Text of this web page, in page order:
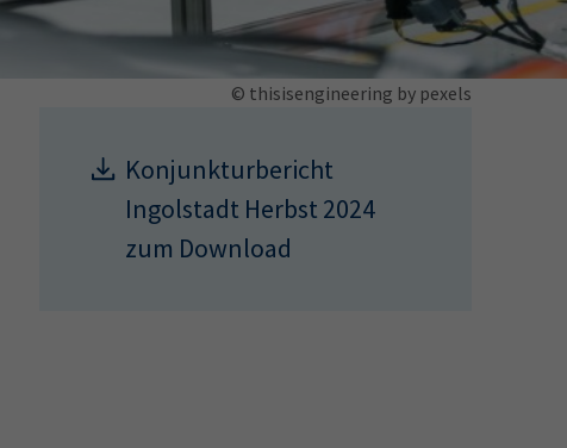
© thisisengineering by pexels
Konjunkturbericht
Ingolstadt Herbst 2024
zum Download